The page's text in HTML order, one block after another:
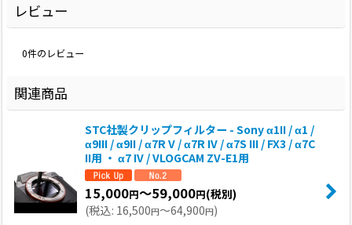
レビュー
0件のレビュー
関連商品
STC社製クリップフィルター - Sony α1II / α1 /
α9III / α9II / α7R V / α7R IV / α7S III / FX3 / α7C
II用 ・ α7 IV / VLOGCAM ZV-E1用
15,000円～59,000円(税別)
(税込: 16,500円～64,900円)